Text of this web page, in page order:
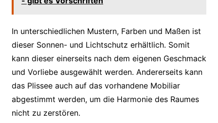
In unterschiedlichen Mustern, Farben und Maßen ist
dieser Sonnen- und Lichtschutz erhältlich. Somit
kann dieser einerseits nach dem eigenen Geschmack
und Vorliebe ausgewählt werden. Andererseits kann
das Plissee auch auf das vorhandene Mobiliar
abgestimmt werden, um die Harmonie des Raumes
nicht zu zerstören.